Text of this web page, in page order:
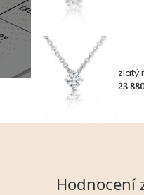
zlatý
23
Hodnocení